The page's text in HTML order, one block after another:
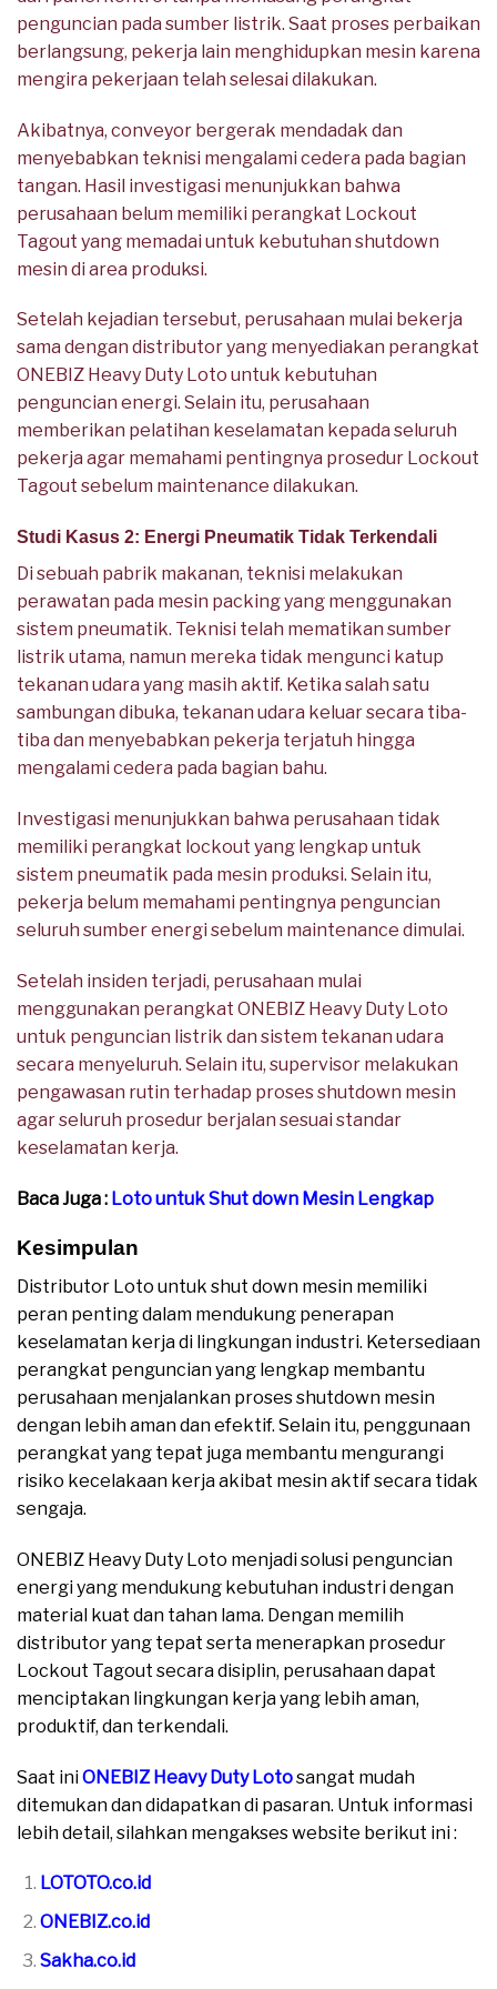
penguncian pada sumber listrik. Saat proses perbaikan
berlangsung, pekerja lain menghidupkan mesin karena
mengira pekerjaan telah selesai dilakukan.
Akibatnya, conveyor bergerak mendadak dan
menyebabkan teknisi mengalami cedera pada bagian
tangan. Hasil investigasi menunjukkan bahwa
perusahaan belum memiliki perangkat Lockout
Tagout yang memadai untuk kebutuhan shutdown
mesin di area produksi.
Setelah kejadian tersebut, perusahaan mulai bekerja
sama dengan distributor yang menyediakan perangkat
ONEBIZ Heavy Duty Loto untuk kebutuhan
penguncian energi. Selain itu, perusahaan
memberikan pelatihan keselamatan kepada seluruh
pekerja agar memahami pentingnya prosedur Lockout
Tagout sebelum maintenance dilakukan.
Studi Kasus 2: Energi Pneumatik Tidak Terkendali
Di sebuah pabrik makanan, teknisi melakukan
perawatan pada mesin packing yang menggunakan
sistem pneumatik. Teknisi telah mematikan sumber
listrik utama, namun mereka tidak mengunci katup
tekanan udara yang masih aktif. Ketika salah satu
sambungan dibuka, tekanan udara keluar secara tiba-
tiba dan menyebabkan pekerja terjatuh hingga
mengalami cedera pada bagian bahu.
Investigasi menunjukkan bahwa perusahaan tidak
memiliki perangkat lockout yang lengkap untuk
sistem pneumatik pada mesin produksi. Selain itu,
pekerja belum memahami pentingnya penguncian
seluruh sumber energi sebelum maintenance dimulai.
Setelah insiden terjadi, perusahaan mulai
menggunakan perangkat ONEBIZ Heavy Duty Loto
untuk penguncian listrik dan sistem tekanan udara
secara menyeluruh. Selain itu, supervisor melakukan
pengawasan rutin terhadap proses shutdown mesin
agar seluruh prosedur berjalan sesuai standar
keselamatan kerja.
Baca Juga : Loto untuk Shut down Mesin Lengkap
Kesimpulan
Distributor Loto untuk shut down mesin memiliki
peran penting dalam mendukung penerapan
keselamatan kerja di lingkungan industri. Ketersediaan
perangkat penguncian yang lengkap membantu
perusahaan menjalankan proses shutdown mesin
dengan lebih aman dan efektif. Selain itu, penggunaan
perangkat yang tepat juga membantu mengurangi
risiko kecelakaan kerja akibat mesin aktif secara tidak
sengaja.
ONEBIZ Heavy Duty Loto menjadi solusi penguncian
energi yang mendukung kebutuhan industri dengan
material kuat dan tahan lama. Dengan memilih
distributor yang tepat serta menerapkan prosedur
Lockout Tagout secara disiplin, perusahaan dapat
menciptakan lingkungan kerja yang lebih aman,
produktif, dan terkendali.
Saat iniONEBIZ Heavy Duty Lotosangat mudah
ditemukan dan didapatkan di pasaran. Untuk informasi
lebih detail, silahkan mengakses website berikut ini :
LOTOTO.co.id
ONEBIZ.co.id
Sakha.co.id